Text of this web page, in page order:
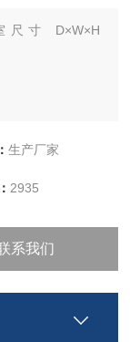
尺寸 D×W×H
生产厂家
2935
系我们